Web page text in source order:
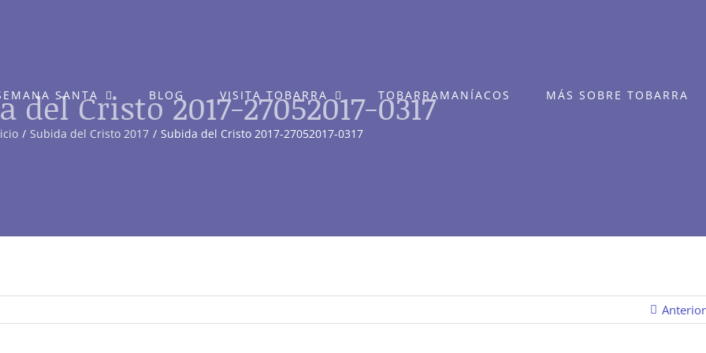
SANTA BLOG VISITA TOBARRA TOBARRAMANÍACOS MÁS SOBRE TOBARRA
del Cristo 2017-27052017-0317
Subida del Cristo 2017 Subida del Cristo 2017-27052017-0317
Anterior